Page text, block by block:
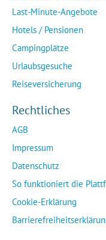
Last-Minute-Angebote
Hotels / Pensionen
Campingplätze
Urlaubsgesuche
Reiseversicherung
Rechtliches
AGB
Impressum
Datenschutz
So funktioniert die
Cookie-Erklärung